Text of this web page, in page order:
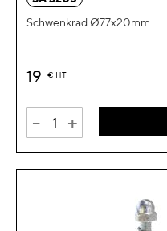
Schwenkrad Ø77x20mm
19 € HT
- +